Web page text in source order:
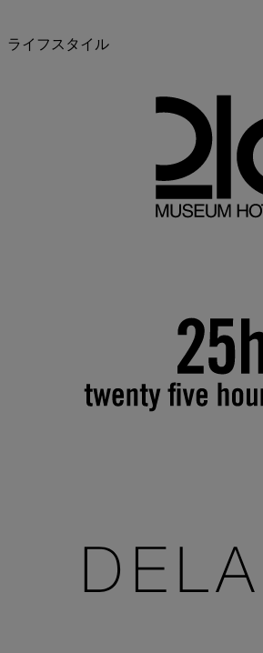
ライフスタイル